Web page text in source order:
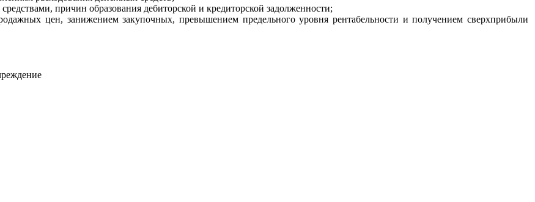
причин образования дебиторской и кредиторской задолженности;
цен, занижением закупочных, превышением предельного уровня рентабельности и получением сверхприбыли